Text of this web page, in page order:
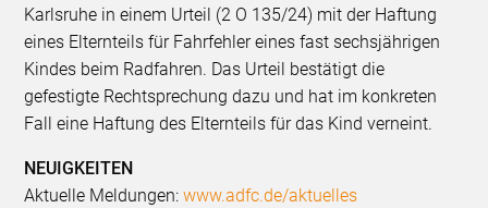
Karlsruhe in einem Urteil (2 O 135/24) mit der Haftung
eines Elternteils für Fahrfehler eines fast sechsjährigen
Kindes beim Radfahren. Das Urteil bestätigt die
gefestigte Rechtsprechung dazu und hat im konkreten
Fall eine Haftung des Elternteils für das Kind verneint.
NEUIGKEITEN
Aktuelle Meldungen:www.adfc.de/aktuelles